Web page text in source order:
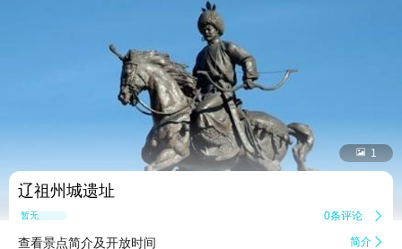
 1
辽祖州城遗址
暂无点评 0条评论 
查看景点简介及开放时间 简介 